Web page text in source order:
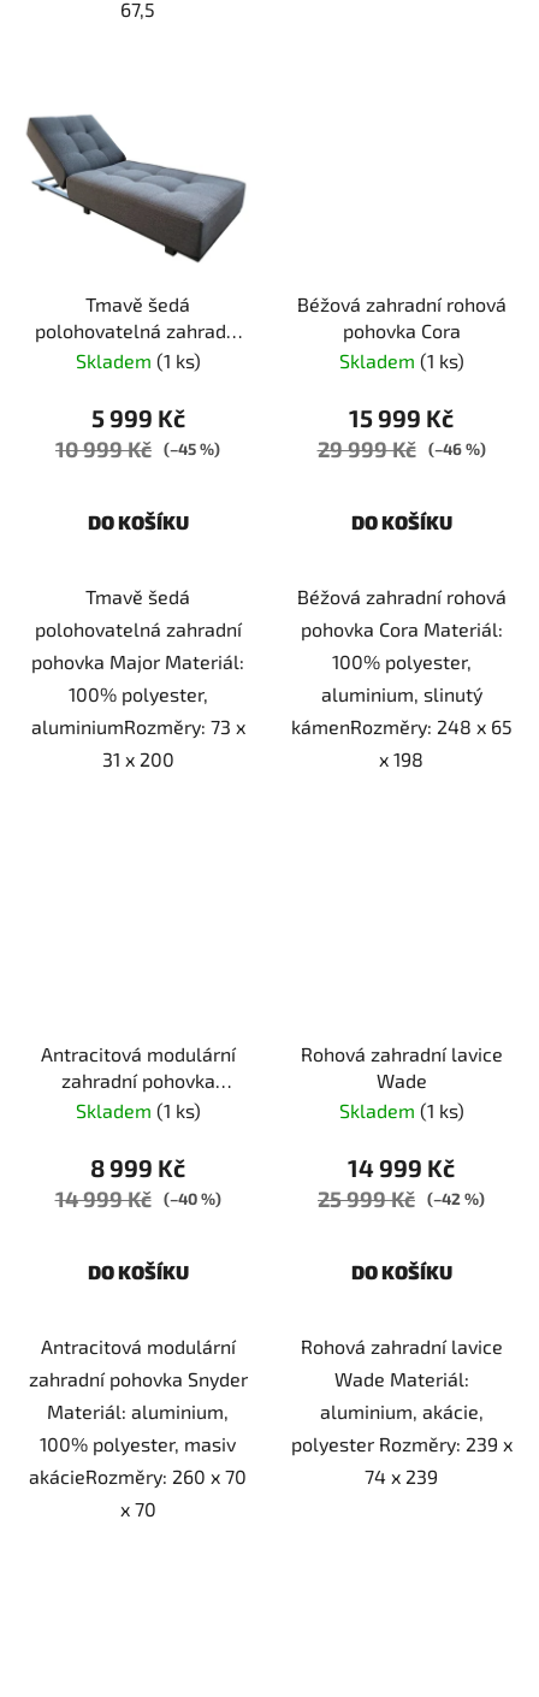
67,5
Tmavě šedá
polohovatelná zahradní
pohovka Major
Skladem (1 ks)
5 999 Kč
10 999 Kč (–45 %)
DO KOŠÍKU
Tmavě šedá
polohovatelná zahradní
pohovka Major Materiál:
100% polyester,
aluminiumRozměry: 73 x
31 x 200
Béžová zahradní rohová
pohovka Cora
Skladem (1 ks)
15 999 Kč
29 999 Kč (–46 %)
DO KOŠÍKU
Béžová zahradní rohová
pohovka Cora Materiál:
100% polyester,
aluminium, slinutý
kámenRozměry: 248 x 65
x 198
Antracitová modulární
zahradní pohovka
Snyder
Skladem (1 ks)
8 999 Kč
14 999 Kč (–40 %)
DO KOŠÍKU
Antracitová modulární
zahradní pohovka Snyder
Materiál: aluminium,
100% polyester, masiv
akácieRozměry: 260 x 70
x 70
Rohová zahradní lavice
Wade
Skladem (1 ks)
14 999 Kč
25 999 Kč (–42 %)
DO KOŠÍKU
Rohová zahradní lavice
Wade Materiál:
aluminium, akácie,
polyester Rozměry: 239 x
74 x 239